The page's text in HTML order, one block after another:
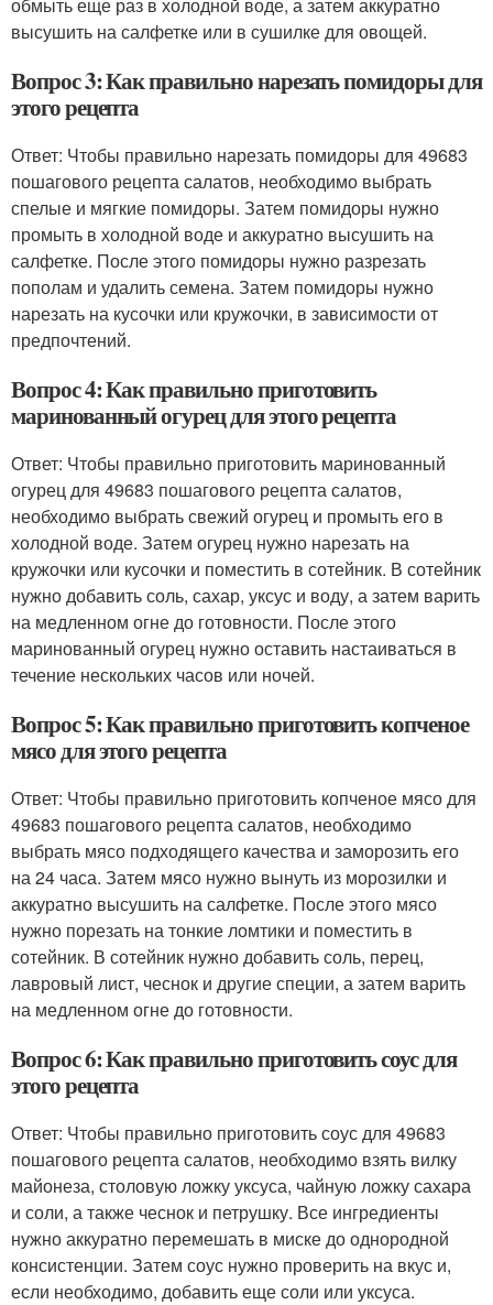
высушить на салфетке или в сушилке для овощей.
Вопрос 3: Как правильно нарезать помидоры для
этого рецепта
Ответ: Чтобы правильно нарезать помидоры для 49683
пошагового рецепта салатов, необходимо выбрать
спелые и мягкие помидоры. Затем помидоры нужно
промыть в холодной воде и аккуратно высушить на
салфетке. После этого помидоры нужно разрезать
пополам и удалить семена. Затем помидоры нужно
нарезать на кусочки или кружочки, в зависимости от
предпочтений.
Вопрос 4: Как правильно приготовить
маринованный огурец для этого рецепта
Ответ: Чтобы правильно приготовить маринованный
огурец для 49683 пошагового рецепта салатов,
необходимо выбрать свежий огурец и промыть его в
холодной воде. Затем огурец нужно нарезать на
кружочки или кусочки и поместить в сотейник. В сотейник
нужно добавить соль, сахар, уксус и воду, а затем варить
на медленном огне до готовности. После этого
маринованный огурец нужно оставить настаиваться в
течение нескольких часов или ночей.
Вопрос 5: Как правильно приготовить копченое
мясо для этого рецепта
Ответ: Чтобы правильно приготовить копченое мясо для
49683 пошагового рецепта салатов, необходимо
выбрать мясо подходящего качества и заморозить его
на 24 часа. Затем мясо нужно вынуть из морозилки и
аккуратно высушить на салфетке. После этого мясо
нужно порезать на тонкие ломтики и поместить в
сотейник. В сотейник нужно добавить соль, перец,
лавровый лист, чеснок и другие специи, а затем варить
на медленном огне до готовности.
Вопрос 6: Как правильно приготовить соус для
этого рецепта
Ответ: Чтобы правильно приготовить соус для 49683
пошагового рецепта салатов, необходимо взять вилку
майонеза, столовую ложку уксуса, чайную ложку сахара
и соли, а также чеснок и петрушку. Все ингредиенты
нужно аккуратно перемешать в миске до однородной
консистенции. Затем соус нужно проверить на вкус и,
если необходимо, добавить еще соли или уксуса.